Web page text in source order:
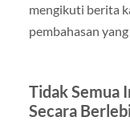
mengikuti berita
pembahasan
Tidak Semua
Secara